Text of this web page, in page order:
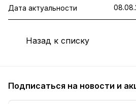
Дата актуальности
Назад к списку
Подписаться на новости и